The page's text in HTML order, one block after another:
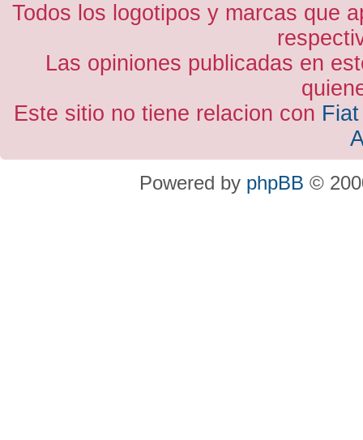
Todos los logotipos y marcas que
Las opiniones publicadas en
Este sitio no tiene relacion con
Powered by phpBB ©